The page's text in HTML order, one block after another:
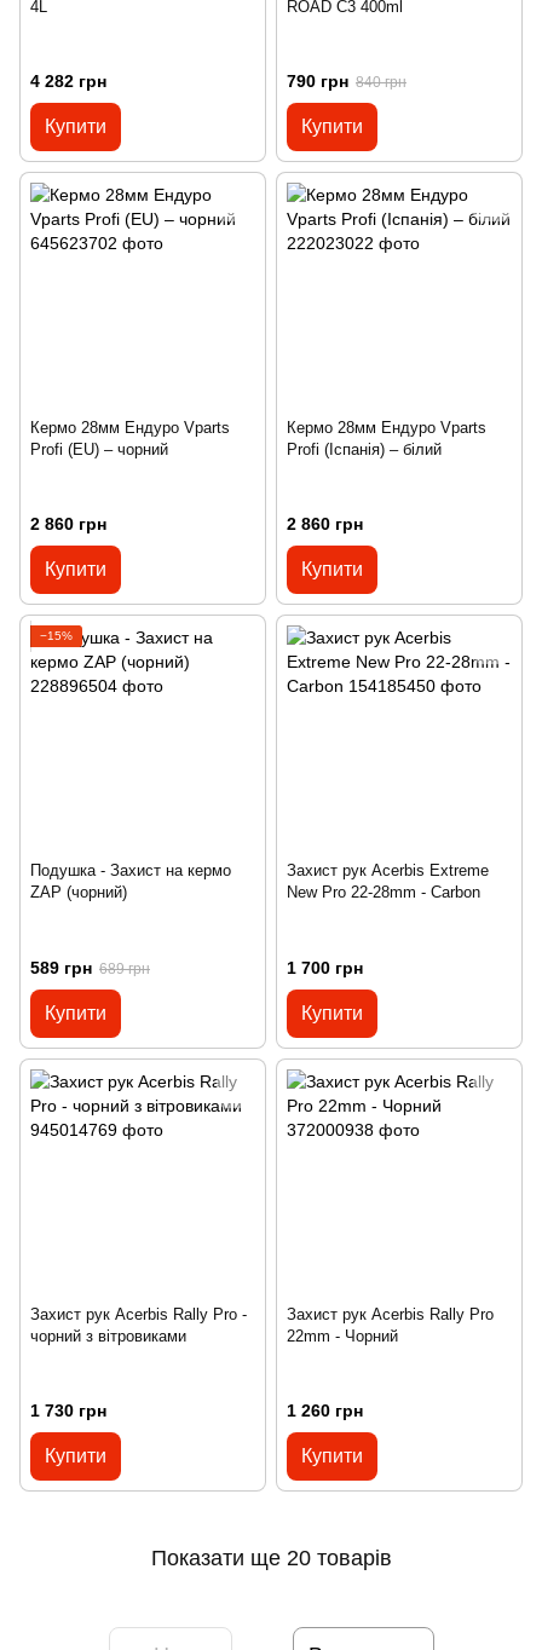
4L
4 282 грн
Купити
ROAD C3 400ml
790 грн 840 грн
Купити
Кермо 28мм Ендуро Vparts
Profi (EU) – чорний
2 860 грн
Купити
Кермо 28мм Ендуро Vparts
Profi (Іспанія) – білий
2 860 грн
Купити
−15%
Подушка - Захист на кермо
ZAP (чорний)
589 грн 689 грн
Купити
Захист рук Acerbis Extreme
New Pro 22-28mm - Carbon
1 700 грн
Купити
Захист рук Acerbis Rally Pro -
чорний з вітровиками
1 730 грн
Купити
Захист рук Acerbis Rally Pro
22mm - Чорний
1 260 грн
Купити
Показати ще 20 товарів